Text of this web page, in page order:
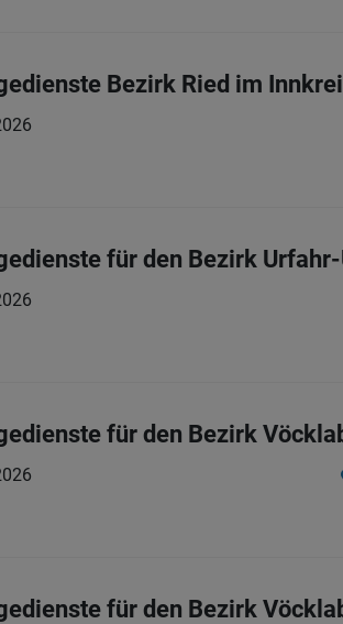
Bezirk Ried im
für den Bezirk
für den Bezirk
für den Bezirk